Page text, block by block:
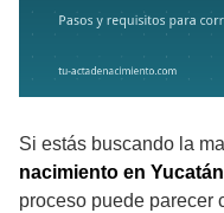
Si estás buscando la
nacimiento en Yucatán
proceso puede parecer